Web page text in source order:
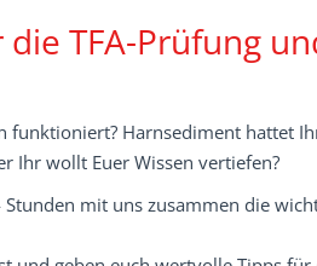
TFA-Prüfung
Harnsediment hattet
Ihr wollt Euer Wissen vertiefen?
mit uns zusammen die